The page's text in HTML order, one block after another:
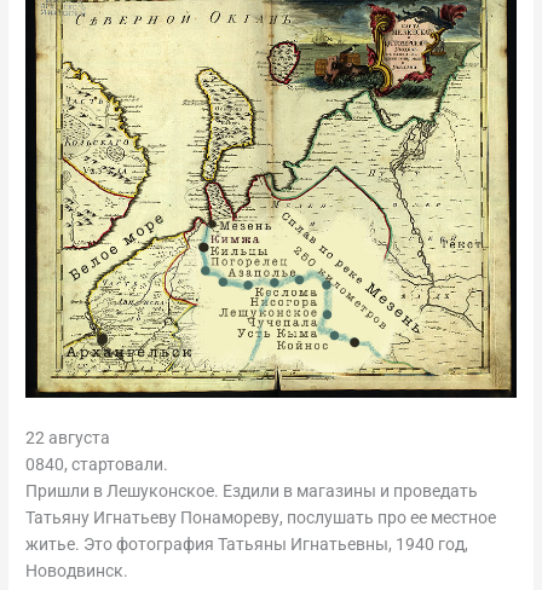
22 августа
0840, стартовали.
Пришли в Лешуконское. Ездили в магазины и проведать
Татьяну Игнатьеву Понамореву, послушать про ее местное
житье. Это фотография Татьяны Игнатьевны, 1940 год,
Новодвинск.